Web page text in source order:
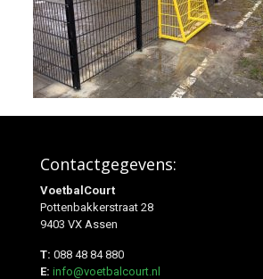
Contactgegevens:
VoetbalCourt
Pottenbakkerstraat 28
9403 VX Assen
T: 088 48 84 880
E: info@voetbalcourt.nl